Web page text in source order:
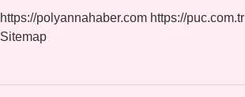
https://polyannahaber.com https://puc.com.tr
Sitemap